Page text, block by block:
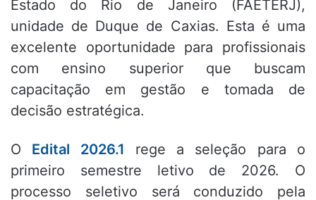
Estado do Rio de Janeiro (FAETERJ),
unidade de Duque de Caxias. Esta é uma
excelente oportunidade para profissionais
com ensino superior que buscam
capacitação em gestão e tomada de
decisão estratégica.
O Edital 2026.1 rege a seleção para o
primeiro semestre letivo de 2026. O
processo seletivo será conduzido pela